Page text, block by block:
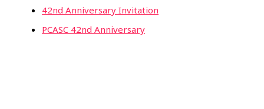
42nd Anniversary Invitation
PCASC 42nd Anniversary